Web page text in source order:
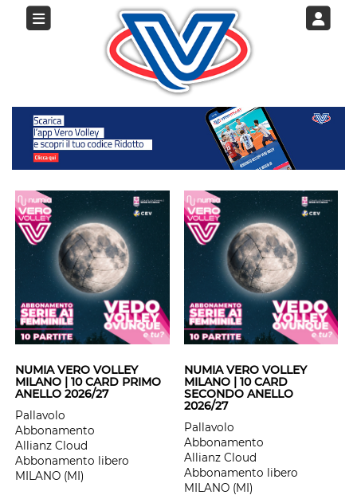
NUMIA VERO VOLLEY
MILANO | 10 CARD PRIMO
ANELLO 2026/27
Pallavolo
Abbonamento
Allianz Cloud
Abbonamento libero
MILANO (MI )
NUMIA VERO VOLLEY
MILANO | 10 CARD
SECONDO ANELLO
2026/27
Pallavolo
Abbonamento
Allianz Cloud
Abbonamento libero
MILANO(MI )